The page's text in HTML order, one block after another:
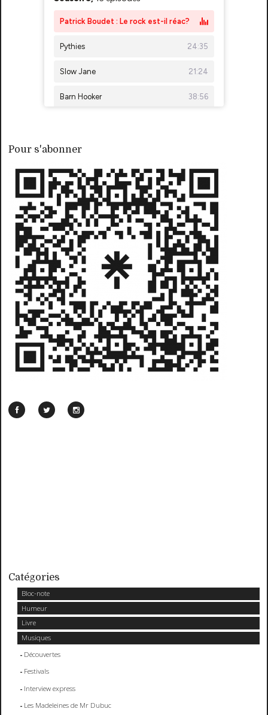
Pour s'abonner
Catégories
Bloc-note
Humeur
Livre
Musiques
Découvertes
Festivals
Interview express
Les Madeleines de Mr Dubuc